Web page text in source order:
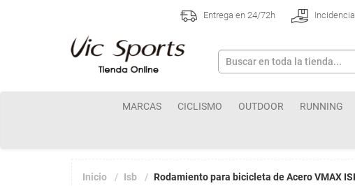
Entrega en 24/72h
MARCAS CICLISMO OUTDOOR RUNNING
Inicio Isb Rodamiento para bicicleta de Acero VMAX